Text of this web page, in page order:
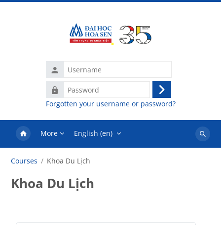
Username
Password
Log
in
Forgotten your username or password?
More English ‎(en)‎
Search
Courses Khoa Du Lịch
Khoa Du Lịch